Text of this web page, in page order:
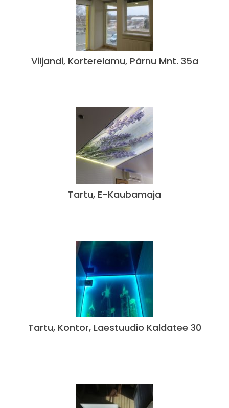
Viljandi, Korterelamu, Pärnu Mnt. 35a
Tartu, E-Kaubamaja
Tartu, Kontor, Laestuudio Kaldatee 30